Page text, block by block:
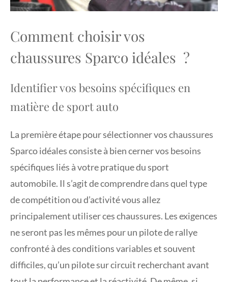
Comment choisir vos
chaussures Sparco idéales ?
Identifier vos besoins spécifiques en
matière de sport auto
La première étape pour sélectionner vos chaussures
Sparco idéales consiste à bien cerner vos besoins
spécifiques liés à votre pratique du sport
automobile. Il s’agit de comprendre dans quel type
de compétition ou d’activité vous allez
principalement utiliser ces chaussures. Les exigences
ne seront pas les mêmes pour un pilote de rallye
confronté à des conditions variables et souvent
difficiles, qu’un pilote sur circuit recherchant avant